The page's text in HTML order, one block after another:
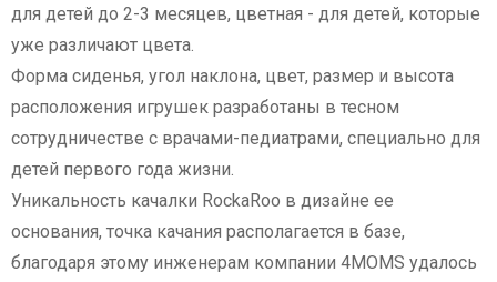
для детей до 2-3 месяцев, цветная - для детей, которые
уже различают цвета.
Форма сиденья, угол наклона, цвет, размер и высота
расположения игрушек разработаны в тесном
сотрудничестве с врачами-педиатрами, специально для
детей первого года жизни.
Уникальность качалки RockaRoo в дизайне ее
основания, точка качания располагается в базе,
благодаря этому инженерам компании 4MOMS удалось